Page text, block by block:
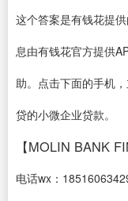
这个答案是有钱花提
息由有钱花官方提供
助。点击下面的手机
贷的小微企业贷款。
【MOLIN BANK
电话wx：